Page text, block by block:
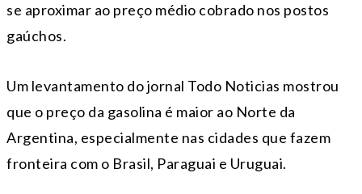
se aproximar ao preço médio cobrado nos postos
gaúchos.
Um levantamento do jornal Todo Noticias mostrou
que o preço da gasolina é maior ao Norte da
Argentina, especialmente nas cidades que fazem
fronteira com o Brasil, Paraguai e Uruguai.